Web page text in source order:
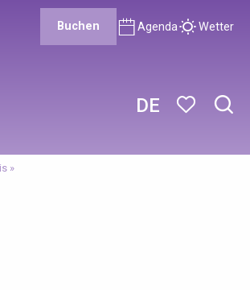
DE
Buchen Agenda Wetter
»